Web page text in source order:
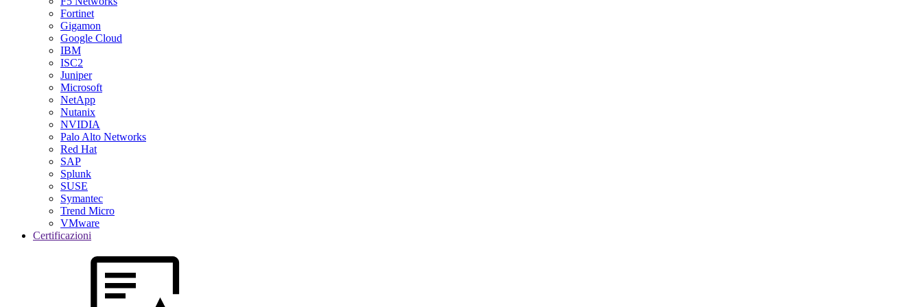
Fortinet
Gigamon
Google Cloud
IBM
ISC2
Juniper
Microsoft
NetApp
Nutanix
NVIDIA
Palo Alto Networks
Red Hat
SAP
Splunk
SUSE
Symantec
Trend Micro
VMware
Certificazioni